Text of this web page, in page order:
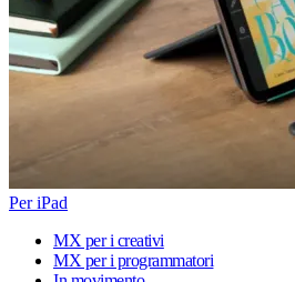
Per iPad
MX per i creativi
MX per i programmatori